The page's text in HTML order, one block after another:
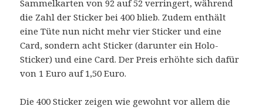
Sammelkarten von 92 auf 52 verringert, während
die Zahl der Sticker bei 400 blieb. Zudem enthält
eine Tüte nun nicht mehr vier Sticker und eine
Card, sondern acht Sticker (darunter ein Holo-
Sticker) und eine Card. Der Preis erhöhte sich dafür
von 1 Euro auf 1,50 Euro.
Die 400 Sticker zeigen wie gewohnt vor allem die